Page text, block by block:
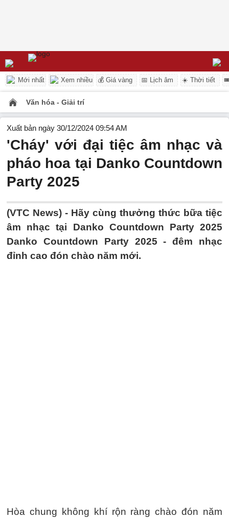
Mới nhất Xem nhiều 💰 Giá vàng 📅 Lịch âm ☀️ Thời tiết
Văn hóa - Giải trí
Xuất bản ngày 30/12/2024 09:54 AM
'Cháy' với đại tiệc âm nhạc và
pháo hoa tại Danko Countdown
Party 2025
(VTC News) - Hãy cùng thưởng thức bữa tiệc
âm nhạc tại Danko Countdown Party 2025
Danko Countdown Party 2025 - đêm nhạc
đỉnh cao đón chào năm mới.
Hòa chung không khí rộn ràng chào đón năm